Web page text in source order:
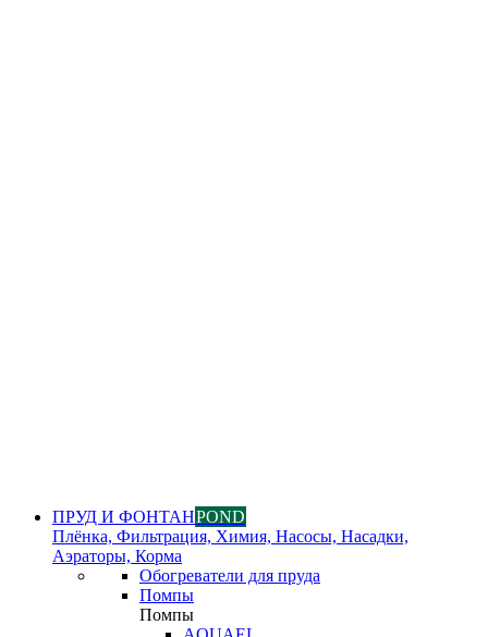
ПРУД И ФОНТАНPOND
Плёнка, Фильтрация, Химия, Насосы, Насадки,
Аэраторы, Корма
Обогреватели для пруда
Помпы
Помпы